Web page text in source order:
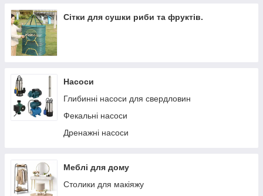
Сітки для сушки риби та фруктів.
Насоси
Глибинні насоси для свердловин
Фекальні насоси
Дренажні насоси
Меблі для дому
Столики для макіяжу